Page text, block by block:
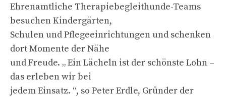
Ehrenamtliche Therapiebegleithunde-Teams
besuchen Kindergärten,
Schulen und Pflegeeinrichtungen und schenken
dort Momente der Nähe
und Freude. „ Ein Lächeln ist der schönste Lohn –
das erleben wir bei
jedem Einsatz. “, so Peter Erdle, Gründer der